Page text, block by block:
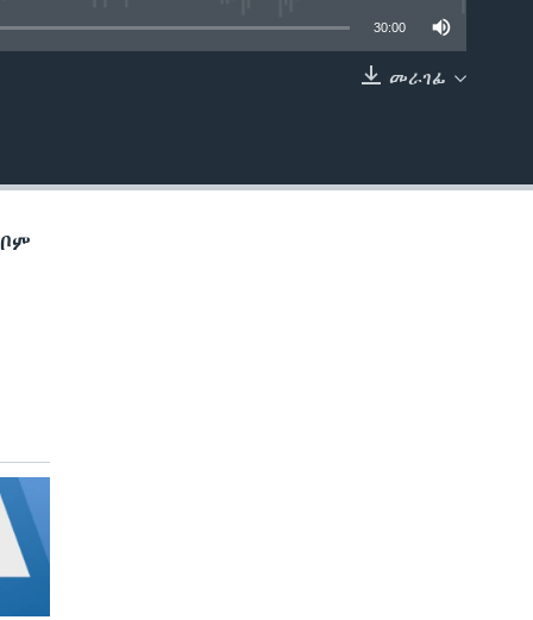
30:00
መራገፊ